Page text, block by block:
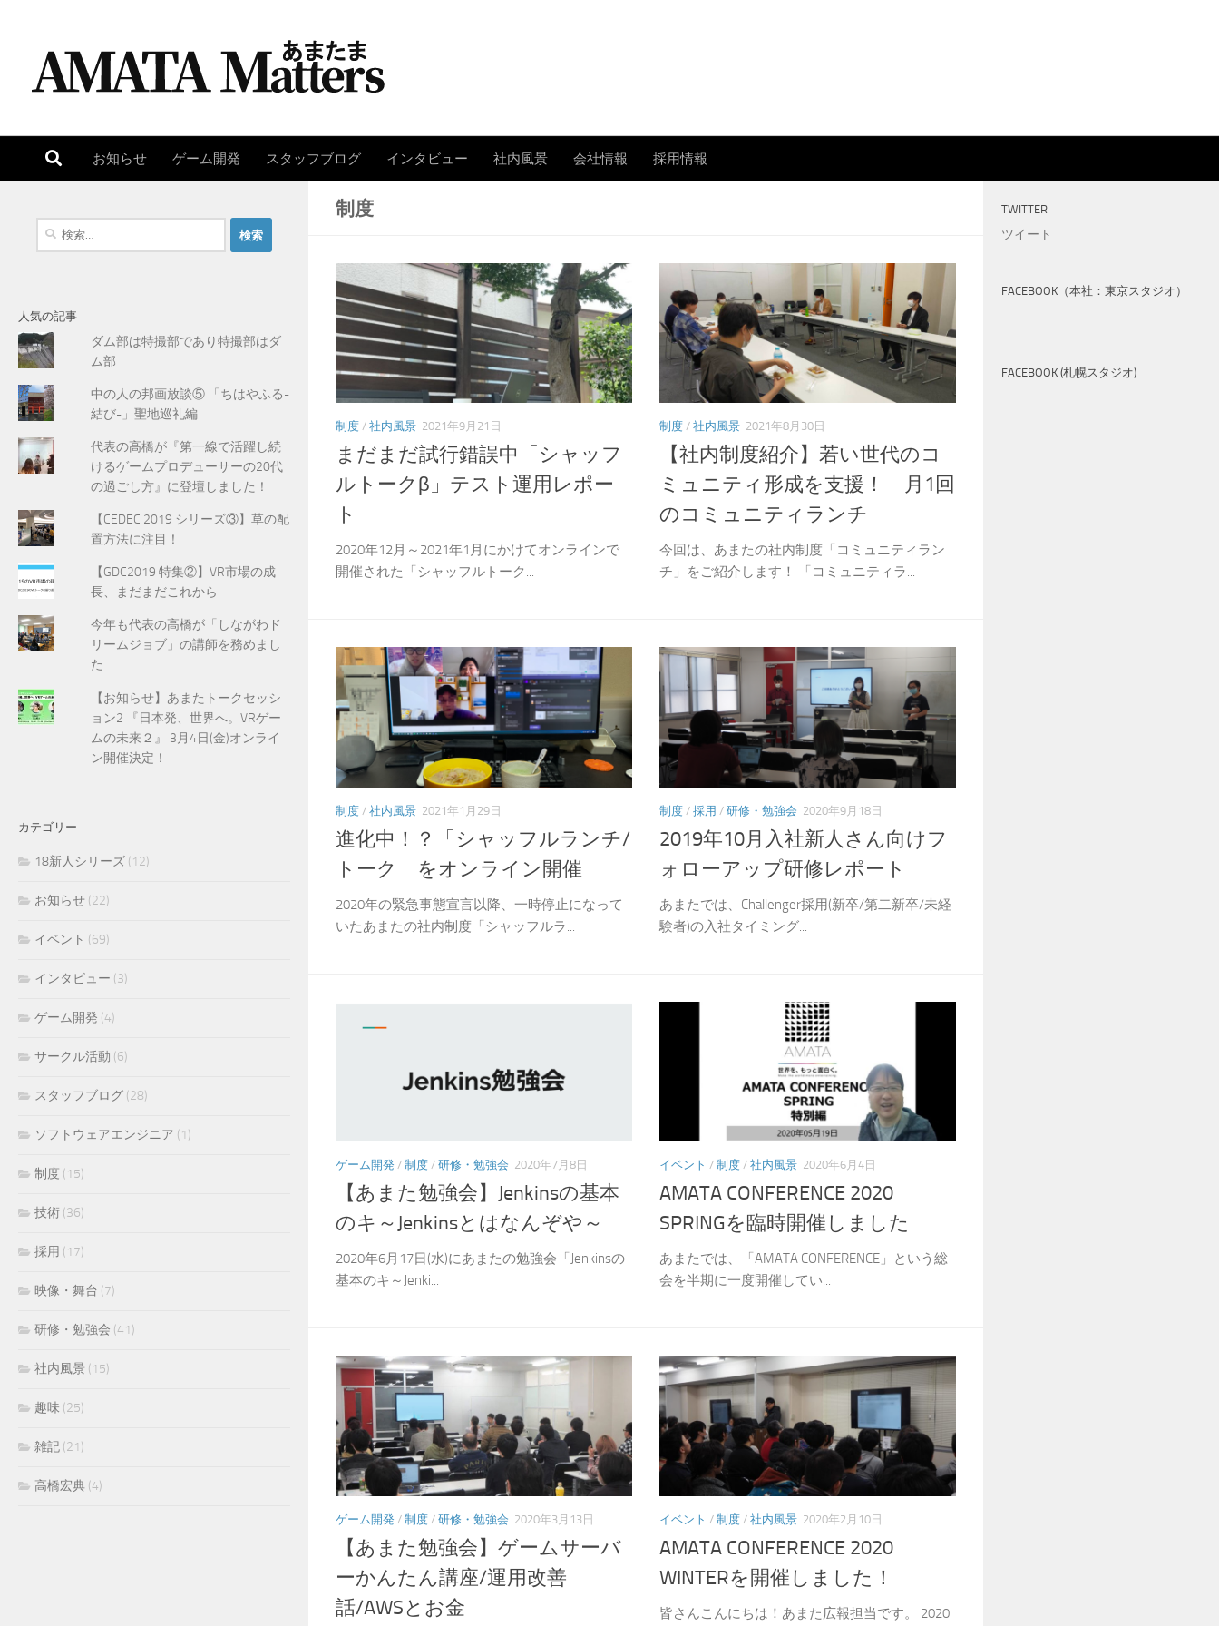
お知らせ ゲーム開発 スタッフブログ インタビュー 社内風景 会社情報 採用情報
制度
制度 / 社内風景 2021年9月21日
まだまだ試行錯誤中「シャッフ
ルトークβ」テスト運用レポー
ト
2020年12月～2021年1月にかけてオンラインで
開催された「シャッフルトーク...
制度 / 社内風景 2021年8月30日
【社内制度紹介】若い世代のコ
ミュニティ形成を支援！ 月1回
のコミュニティランチ
今回は、あまたの社内制度「コミュニティラン
チ」をご紹介します！ 「コミュニティラ...
制度 / 社内風景 2021年1月29日
進化中！？「シャッフルランチ/
トーク」をオンライン開催
2020年の緊急事態宣言以降、一時停止になって
いたあまたの社内制度「シャッフルラ...
制度 / 採用 / 研修・勉強会 2020年9月18日
2019年10月入社新人さん向けフ
ォローアップ研修レポート
あまたでは、Challenger採用(新卒/第二新卒/未経
験者)の入社タイミング...
ゲーム開発 / 制度 / 研修・勉強会 2020年7月8日
【あまた勉強会】Jenkinsの基本
のキ～Jenkinsとはなんぞや～
2020年6月17日(水)にあまたの勉強会「Jenkinsの
基本のキ～Jenki...
イベント / 制度 / 社内風景 2020年6月4日
AMATA CONFERENCE 2020
SPRINGを臨時開催しました
あまたでは、「AMATA CONFERENCE」という総
会を半期に一度開催してい...
ゲーム開発 / 制度 / 研修・勉強会 2020年3月13日
【あまた勉強会】ゲームサーバ
ーかんたん講座/運用改善
話/AWSとお金
イベント / 制度 / 社内風景 2020年2月10日
AMATA CONFERENCE 2020
WINTERを開催しました！
皆さんこんにちは！あまた広報担当です。 2020
検
人気の記事
ダム部は特撮部であり特撮部はダ
ム部
中の人の邦画放談⑤ 「ちはやふる-
結び-」聖地巡礼編
代表の高橋が『第一線で活躍し続
けるゲームプロデューサーの20代
の過ごし方』に登壇しました！
【CEDEC 2019 シリーズ③】草の配
置方法に注目！
【GDC2019 特集②】VR市場の成
長、まだまだこれから
今年も代表の高橋が「しながわド
リームジョブ」の講師を務めまし
た
【お知らせ】あまたトークセッシ
ョン2 『日本発、世界へ。VRゲー
ムの未来２』 3月4日(金)オンライ
ン開催決定！
カテゴリー
18新人シリーズ (12)
お知らせ (22)
イベント (69)
インタビュー (3)
ゲーム開発 (4)
サークル活動 (6)
スタッフブログ (28)
ソフトウェアエンジニア (1)
制度 (15)
技術 (36)
採用 (17)
映像・舞台 (7)
研修・勉強会 (41)
社内風景 (15)
趣味 (25)
雑記 (21)
高橋宏典 (4)
TWITTER
ツイート
FACEBOOK（本社：東京スタジオ）
FACEBOOK (札幌スタジオ)